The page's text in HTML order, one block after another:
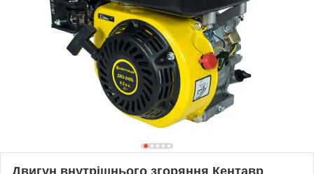
Двигун внутрішнього згоряння Кентавр